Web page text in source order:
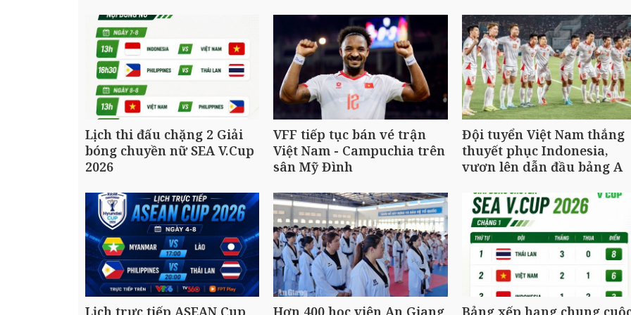
Lịch thi đấu chặng 2 Giải
bóng chuyền nữ SEA V.Cup
2026
VFF tiếp tục bán vé trận
Việt Nam - Campuchia trên
sân Mỹ Đình
Đội tuyển Việt Nam thắng
thuyết phục Indonesia,
vươn lên dẫn đầu bảng A